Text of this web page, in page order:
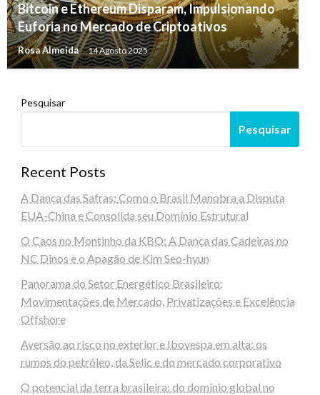
Bitcoin e Ethereum Disparam, Impulsionando
Euforia no Mercado de Criptoativos
Rosa Almeida 14 Agosto 2025
Pesquisar
Pesquisar
Recent Posts
A Dança das Safras: Como o Brasil Manobra a Disputa
EUA-China e Consolida seu Domínio Estrutural
O Caos no Montinho da KBO: A Dança das Cadeiras no
NC Dinos e o Apagão de Kim Seo-hyun
Panorama do Setor Energético Brasileiro:
Movimentações de Mercado, Privatizações e Excelência
Offshore
Aversão ao risco no exterior e Ibovespa em alta: os
rumos do petróleo, da Selic e do mercado corporativo
O potencial da terra brasileira: do domínio global no